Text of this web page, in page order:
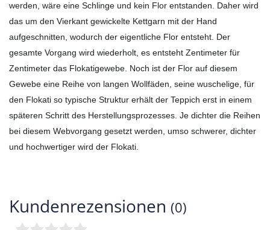
werden, wäre eine Schlinge und kein Flor entstanden. Daher wird
das um den Vierkant gewickelte Kettgarn mit der Hand
aufgeschnitten, wodurch der eigentliche Flor entsteht. Der
gesamte Vorgang wird wiederholt, es entsteht Zentimeter für
Zentimeter das Flokatigewebe. Noch ist der Flor auf diesem
Gewebe eine Reihe von langen Wollfäden, seine wuschelige, für
den Flokati so typische Struktur erhält der Teppich erst in einem
späteren Schritt des Herstellungsprozesses. Je dichter die Reihen
bei diesem Webvorgang gesetzt werden, umso schwerer, dichter
und hochwertiger wird der Flokati.
Kundenrezensionen (0)